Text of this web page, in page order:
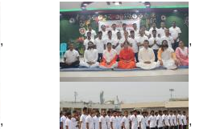
, ,
, ,